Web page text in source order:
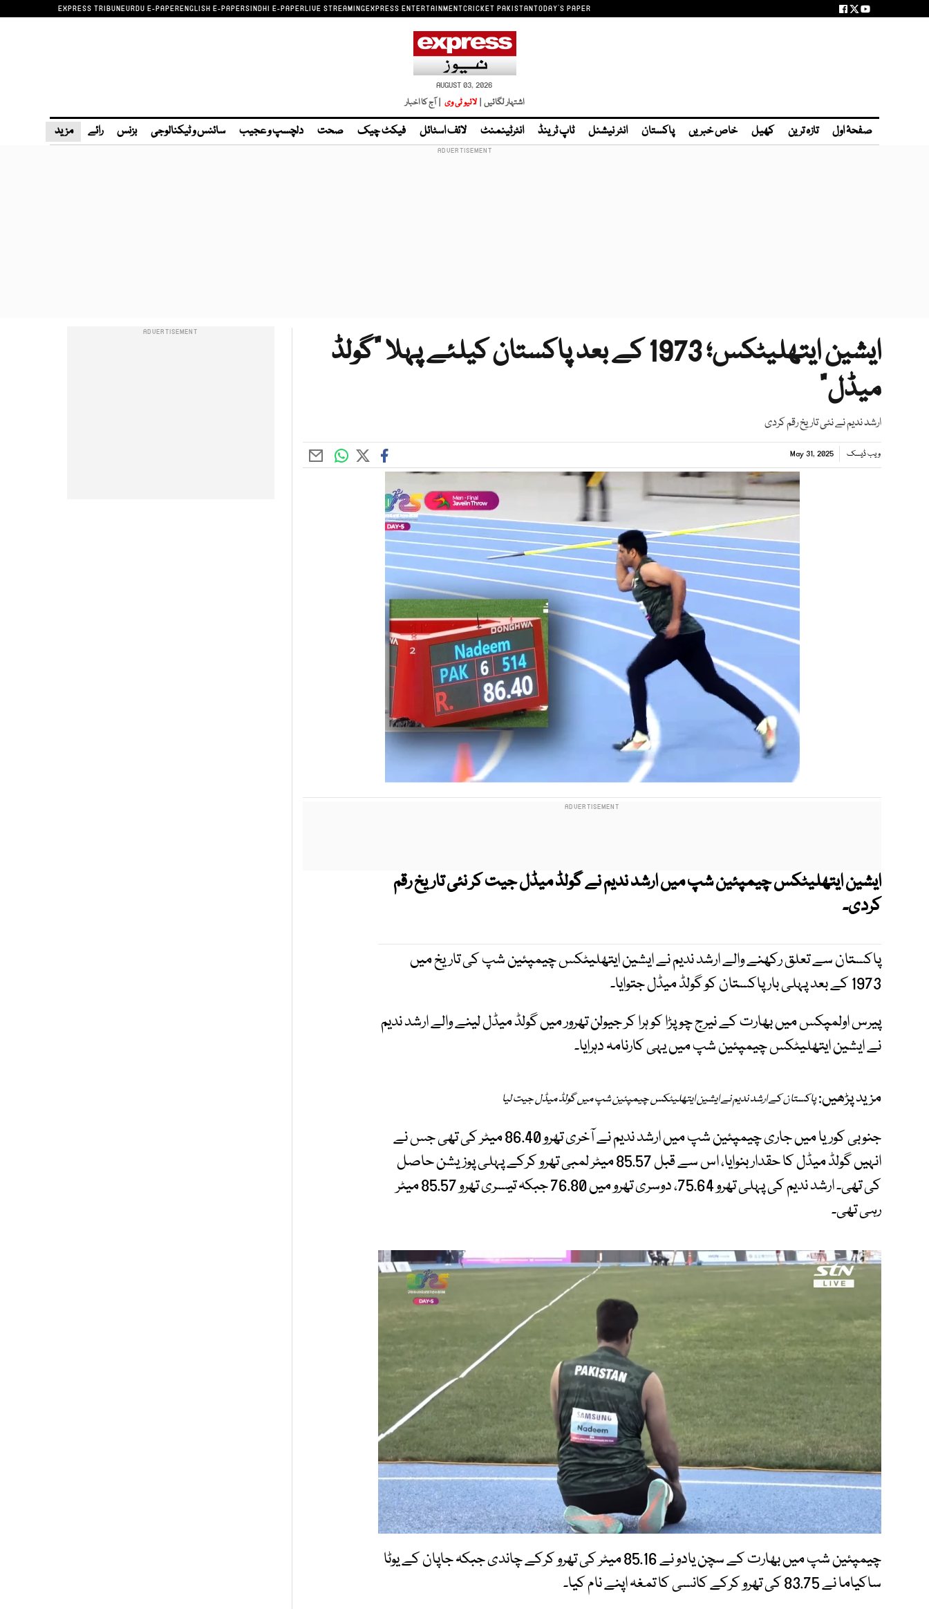
EXPRESS TRIBUNEURDU E-PAPERENGLISH E-PAPERSINDHI E-PAPERLIVE STREAMINGEXPRESS ENTERTAINMENTCRICKET PAKISTANTODAY'S PAPER
AUGUST 03, 2026
اشتہار لگائیں | لائیو ٹی وی | آج کا اخبار
صفحۂ اول تازہ ترین کھیل خاص خبریں پاکستان انٹر نیشنل ٹاپ ٹرینڈ انٹرٹینمنٹ لائف اسٹائل فیکٹ چیک صحت دلچسپ و عجیب سائنس و ٹیکنالوجی بزنس رائے مزید
ایشین ایتھلیٹکس؛ 1973 کے بعد پاکستان کیلئے پہلا "گولڈ
میڈل"
ارشد ندیم نے نئی تاریخ رقم کردی
ویب ڈیسک May 31, 2025
ایشین ایتھلیٹکس چیمپئین شپ میں ارشد ندیم نے گولڈ میڈل جیت کر نئی تاریخ رقم
کردی۔
پاکستان سے تعلق رکھنے والے ارشد ندیم نے ایشین ایتھلیٹکس چیمپئین شپ کی تاریخ میں
1973 کے بعد پہلی بار پاکستان کو گولڈ میڈل جتوایا۔
پیرس اولمپکس میں بھارت کے نیرج چوپڑا کو ہرا کر جیولن تھرور میں گولڈ میڈل لینے والے ارشد ندیم
نے ایشین ایتھلیٹکس چیمپئین شپ میں یہی کارنامہ دہرایا۔
مزید پڑھیں:پاکستان کے ارشد ندیم نے ایشین ایتھلیٹکس چیمپئین شپ میں گولڈ میڈل جیت لیا
جنوبی کوریا میں جاری چیمپئین شپ میں ارشد ندیم نے آخری تھرو 86.40 میٹر کی تھی جس نے
انہیں گولڈ میڈل کا حقدار بنوایا، اس سے قبل 85.57 میٹر لمبی تھرو کرکے پہلی پوزیشن حاصل
کی تھی۔ ارشد ندیم کی پہلی تھرو 75.64، دوسری تھرو میں 76.80 جبکہ تیسری تھرو 85.57 میٹر
رہی تھی۔
چیمپئین شپ میں بھارت کے سچن یادو نے 85.16 میٹر کی تھرو کرکے چاندی جبکہ جاپان کے یوٹا
ساکیاما نے 83.75 کی تھرو کرکے کانسی کا تمغہ اپنے نام کیا۔